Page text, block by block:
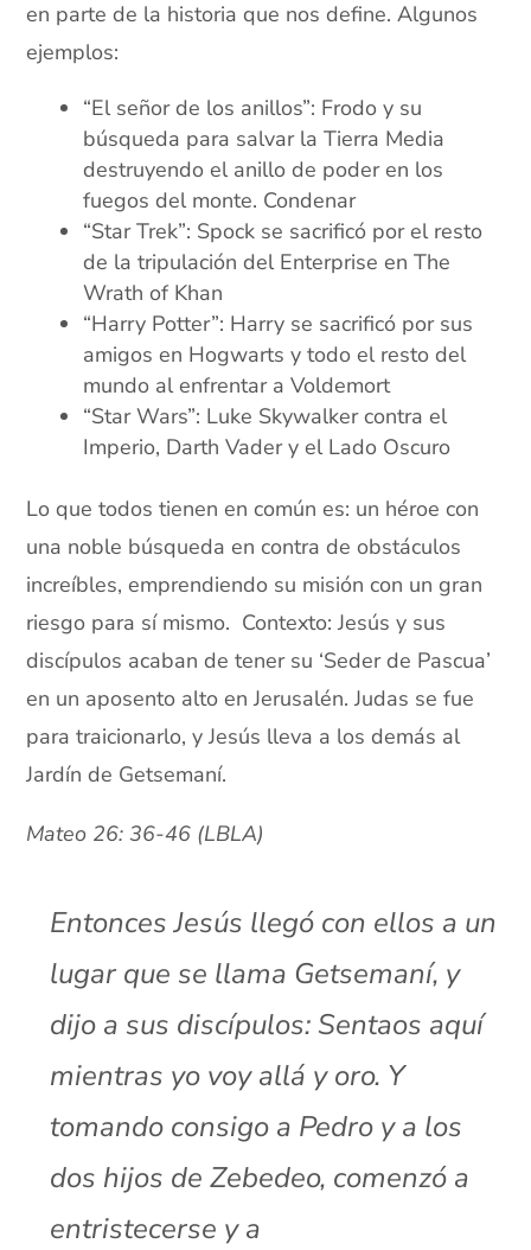
en parte de la historia que nos define. Algunos
ejemplos:
“El señor de los anillos”: Frodo y su
búsqueda para salvar la Tierra Media
destruyendo el anillo de poder en los
fuegos del monte. Condenar
“Star Trek”: Spock se sacrificó por el resto
de la tripulación del Enterprise en The
Wrath of Khan
“Harry Potter”: Harry se sacrificó por sus
amigos en Hogwarts y todo el resto del
mundo al enfrentar a Voldemort
“Star Wars”: Luke Skywalker contra el
Imperio, Darth Vader y el Lado Oscuro
Lo que todos tienen en común es: un héroe con
una noble búsqueda en contra de obstáculos
increíbles, emprendiendo su misión con un gran
riesgo para sí mismo. Contexto: Jesús y sus
discípulos acaban de tener su ‘Seder de Pascua’
en un aposento alto en Jerusalén. Judas se fue
para traicionarlo, y Jesús lleva a los demás al
Jardín de Getsemaní.
Mateo 26: 36-46 (LBLA)
Entonces Jesús llegó con ellos a un
lugar que se llama Getsemaní, y
dijo a sus discípulos: Sentaos aquí
mientras yo voy allá y oro. Y
tomando consigo a Pedro y a los
dos hijos de Zebedeo, comenzó a
entristecerse y a